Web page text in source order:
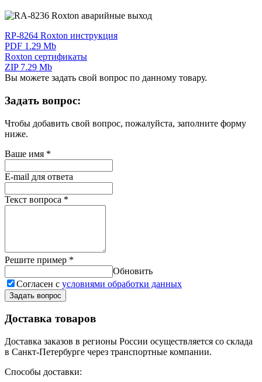
RP-8264 Roxton инструкция
PDF 1.29 Mb
Roxton сертификаты
ZIP 7.29 Mb
Вы можете задать свой вопрос по данному товару.
Задать вопрос:
Чтобы добавить свой вопрос, пожалуйста, заполните форму
ниже.
Ваше имя *
E-mail для ответа
Текст вопроса *
Решите пример *
Обновить
Согласен с условиями обработки данных
Задать вопрос
Доставка товаров
Доставка заказов в регионы России осуществляется со склада
в Санкт-Петербурге через транспортные компании.
Способы доставки: